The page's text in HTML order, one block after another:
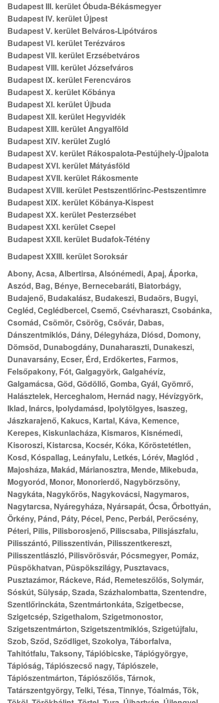
Budapest III. kerület Óbuda-Békásmegyer
Budapest IV. kerület Újpest
Budapest V. kerület Belváros-Lipótváros
Budapest VI. kerület Terézváros
Budapest VII. kerület Erzsébetváros
Budapest VIII. kerület Józsefváros
Budapest IX. kerület Ferencváros
Budapest X. kerület Kőbánya
Budapest XI. kerület Újbuda
Budapest XII. kerület Hegyvidék
Budapest XIII. kerület Angyalföld
Budapest XIV. kerület Zugló
Budapest XV. kerület Rákospalota-Pestújhely-Újpalota
Budapest XVI. kerület Mátyásföld
Budapest XVII. kerület Rákosmente
Budapest XVIII. kerület Pestszentlőrinc-Pestszentimre
Budapest XIX. kerület Kőbánya-Kispest
Budapest XX. kerület Pesterzsébet
Budapest XXI. kerület Csepel
Budapest XXII. kerület Budafok-Tétény
Budapest XXIII. kerület Soroksár
Abony, Acsa, Albertirsa, Alsónémedi, Apaj, Áporka,
Aszód, Bag, Bénye, Bernecebaráti, Biatorbágy,
Budajenő, Budakalász, Budakeszi, Budaörs, Bugyi,
Cegléd, Ceglédbercel, Csemő, Csévharaszt, Csobánka,
Csomád, Csömör, Csörög, Csővár, Dabas,
Dánszentmiklós, Dány, Délegyháza, Diósd, Domony,
Dömsöd, Dunabogdány, Dunaharaszti, Dunakeszi,
Dunavarsány, Ecser, Érd, Erdőkertes, Farmos,
Felsőpakony, Fót, Galgagyörk, Galgahévíz,
Galgamácsa, Göd, Gödöllő, Gomba, Gyál, Gyömrő,
Halásztelek, Herceghalom, Hernád nagy, Hévízgyörk,
Iklad, Inárcs, Ipolydamásd, Ipolytölgyes, Isaszeg,
Jászkarajenő, Kakucs, Kartal, Káva, Kemence,
Kerepes, Kiskunlacháza, Kismaros, Kisnémedi,
Kisoroszi, Kistarcsa, Kocsér, Kóka, Kőröstetétlen,
Kosd, Kóspallag, Leányfalu, Letkés, Lórév, Maglód ,
Majosháza, Makád, Márianosztra, Mende, Mikebuda,
Mogyoród, Monor, Monorierdő, Nagybörzsöny,
Nagykáta, Nagykőrös, Nagykovácsi, Nagymaros,
Nagytarcsa, Nyáregyháza, Nyársapát, Ócsa, Őrbottyán,
Örkény, Pánd, Páty, Pécel, Penc, Perbál, Perőcsény,
Péteri, Pilis, Pilisborosjenő, Piliscsaba, Pilisjászfalu,
Pilisszántó, Pilisszentiván, Pilisszentkereszt,
Pilisszentlászló, Pilisvörösvár, Pócsmegyer, Pomáz,
Püspökhatvan, Püspökszilágy, Pusztavacs,
Pusztazámor, Ráckeve, Rád, Remeteszőlős, Solymár,
Sóskút, Sülysáp, Szada, Százhalombatta, Szentendre,
Szentlőrinckáta, Szentmártonkáta, Szigetbecse,
Szigetcsép, Szigethalom, Szigetmonostor,
Szigetszentmárton, Szigetszentmiklós, Szigetújfalu,
Szob, Sződ, Sződliget, Szokolya, Táborfalva,
Tahitótfalu, Taksony, Tápióbicske, Tápiógyörgye,
Tápióság, Tápiószecső nagy, Tápiószele,
Tápiószentmárton, Tápiószőlős, Tárnok,
Tatárszentgyörgy, Telki, Tésa, Tinnye, Tóalmás, Tök,